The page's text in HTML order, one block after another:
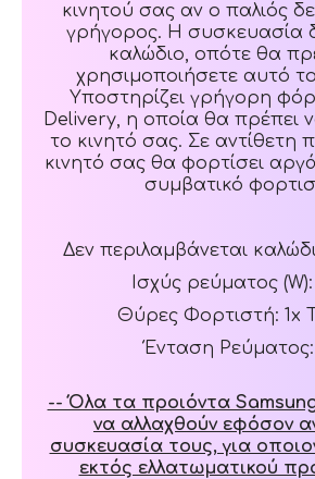
κινητού σας αν ο παλιός
γρήγορος. Η συσκευασία
καλώδιο, οπότε θα
χρησιμοποιήσετε αυτό
Υποστηρίζει γρήγορη
Delivery, η οποία θα πρέπει
το κινητό σας. Σε αντίθετη
κινητό σας θα φορτίσει
συμβατικό
Δεν περιλαμβάνεται
Ισχύς ρεύματος
Θύρες Φορτιστή: 1x
Ένταση
-- Όλα τα προιόντα
να αλλαχθούν εφόσον
συσκευασία τους, για
εκτός ελλατωματικού